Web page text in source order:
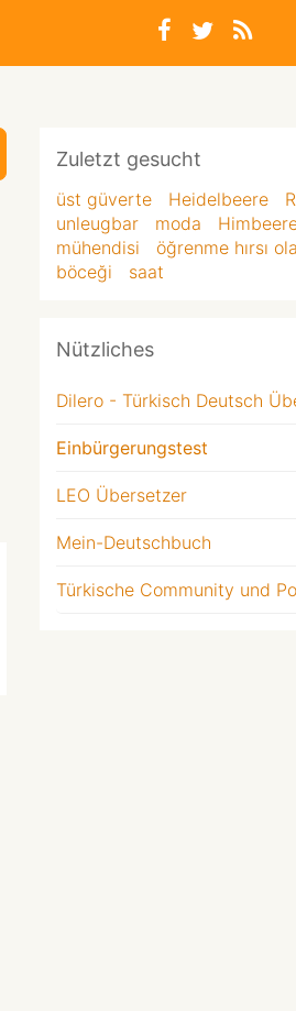
Zuletzt gesucht
üst güverte Heidelbeere
unleugbar
moda
mühendisi
öğrenme hırsı
böceği
saat
Nützliches
Dilero - Türkisch Deutsch
Einbürgerungstest
LEO Übersetzer
Mein-Deutschbuch
Türkische Community und